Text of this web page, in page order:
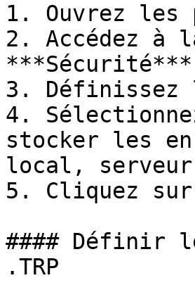
1. Ouvrez les
2. Accédez à
3. Définissez
4.
stocker les
local,
5. Cliquez
#### Définir
.TRP